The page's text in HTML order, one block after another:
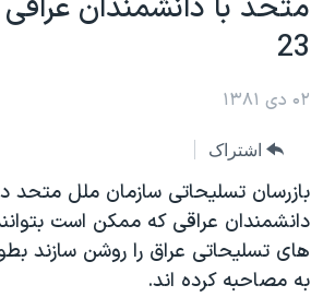
محتوای
اصلی
صفحه
جهش
به
جستجو
موضوع ها
آمریکا
جهان
ورزشی
گزیده‌ها
ویژه برنامه‌ها
برنامه های تلویزیونی
جدول برنامه ها
صفحه‌های ویژه
جام جهانی ۲۰۲۶
عملیات خشم حماسی
۲۵۰سالگی آمریکا
فرکانس‌های صدای آمریکا
پخش رادیویی
یادگیری زبان انگلیسی
23
۰۲ دی ۱۳۸۱
اشتراک
بازرسان تسليحاتی سازمان ملل متحد
دانشمندان عراقی که ممکن است
های تسليحاتی عراق را روشن سازند
به مصاحبه کرده اند.